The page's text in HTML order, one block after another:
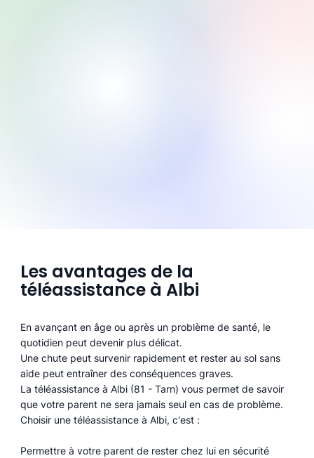
Les avantages de la
téléassistance à Albi
En avançant en âge ou après un problème de santé, le
quotidien peut devenir plus délicat.
Une chute peut survenir rapidement et rester au sol sans
aide peut entraîner des conséquences graves.
La téléassistance à Albi (81 - Tarn) vous permet de savoir
que votre parent ne sera jamais seul en cas de problème.
Choisir une téléassistance à Albi, c'est :
Permettre à votre parent de rester chez lui en sécurité